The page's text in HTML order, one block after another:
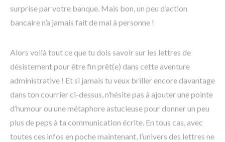
surprise par votre banque. Mais bon, un peu d’action
bancaire n’a jamais fait de mal à personne !
Alors voilà tout ce que tu dois savoir sur les lettres de
désistement pour être fin prêt(e) dans cette aventure
administrative ! Et si jamais tu veux briller encore davantage
dans ton courrier ci-dessus, n’hésite pas à ajouter une pointe
d’humour ou une métaphore astucieuse pour donner un peu
plus de peps à ta communication écrite. En tous cas, avec
toutes ces infos en poche maintenant, l’univers des lettres ne